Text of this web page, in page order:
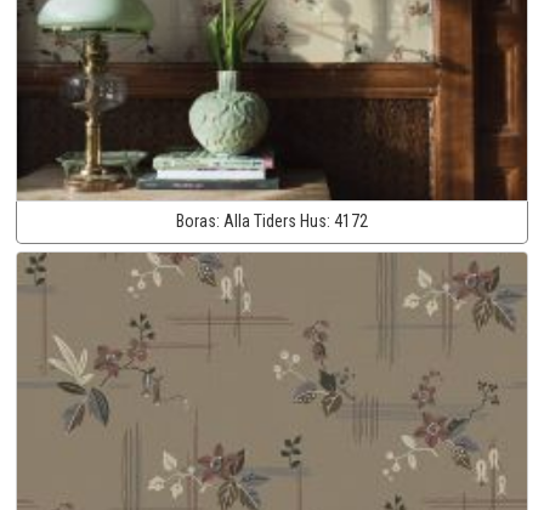
Boras: Alla Tiders Hus: 4172